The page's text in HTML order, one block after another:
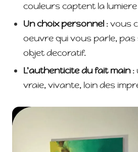
couleurs captent la
Un choix personnel : vous
oeuvre qui vous parle,
objet decoratif.
L'authenticite du fait main:
vraie, vivante, loin des